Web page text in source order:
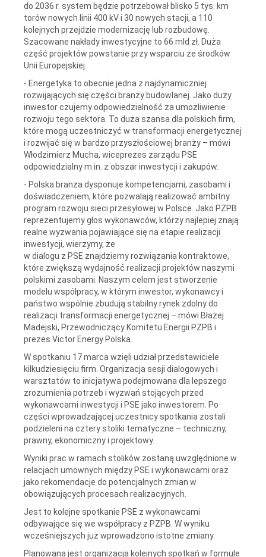
do 2036 r. system będzie potrzebował blisko 5 tys. km
torów nowych linii 400 kV i 30 nowych stacji, a 110
kolejnych przejdzie modernizację lub rozbudowę.
Szacowane nakłady inwestycyjne to 66 mld zł. Duża
część projektów powstanie przy wsparciu ze środków
Unii Europejskiej.
- Energetyka to obecnie jedna z najdynamiczniej
rozwijających się części branży budowlanej. Jako duży
inwestor czujemy odpowiedzialność za umożliwienie
rozwoju tego sektora. To duża szansa dla polskich firm,
które mogą uczestniczyć w transformacji energetycznej
i rozwijać się w bardzo przyszłościowej branży – mówi
Włodzimierz Mucha, wiceprezes zarządu PSE
odpowiedzialny m.in. z obszar inwestycji i zakupów.
- Polska branża dysponuje kompetencjami, zasobami i
doświadczeniem, które pozwalają realizować ambitny
program rozwoju sieci przesyłowej w Polsce. Jako PZPB
reprezentujemy głos wykonawców, którzy najlepiej znają
realne wyzwania pojawiające się na etapie realizacji
inwestycji, wierzymy, że
w dialogu z PSE znajdziemy rozwiązania kontraktowe,
które zwiększą wydajność realizacji projektów naszymi
polskimi zasobami. Naszym celem jest stworzenie
modelu współpracy, w którym inwestor, wykonawcy i
państwo wspólnie zbudują stabilny rynek zdolny do
realizacji transformacji energetycznej – mówi Błażej
Madejski, Przewodniczący Komitetu Energii PZPB i
prezes Victor Energy Polska.
W spotkaniu 17 marca wzięli udział przedstawiciele
kilkudziesięciu firm. Organizacja sesji dialogowych i
warsztatów to inicjatywa podejmowana dla lepszego
zrozumienia potrzeb i wyzwań stojących przed
wykonawcami inwestycji i PSE jako inwestorem. Po
części wprowadzającej uczestnicy spotkania zostali
podzieleni na cztery stoliki tematyczne – techniczny,
prawny, ekonomiczny i projektowy.
Wyniki prac w ramach stolików zostaną uwzględnione w
relacjach umownych między PSE i wykonawcami oraz
jako rekomendacje do potencjalnych zmian w
obowiązujących procesach realizacyjnych.
Jest to kolejne spotkanie PSE z wykonawcami
odbywające się we współpracy z PZPB. W wyniku
wcześniejszych już wprowadzono istotne zmiany.
Planowana jest organizacja kolejnych spotkań w formule